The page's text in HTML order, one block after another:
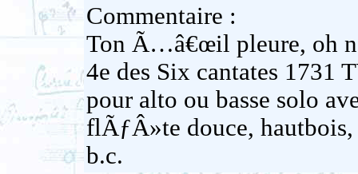
Commentaire :
Ton Ã…â€œil pleure, oh
4e des Six cantates
pour alto ou basse solo
flÃƒÂ»te douce,
b.c.